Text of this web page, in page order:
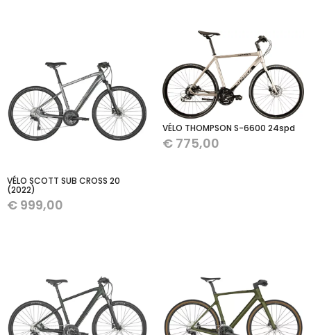
VÉLO SCOTT SUB CROSS 20
(2022)
€ 999,00
VÉLO THOMPSON S-6600 24spd
€ 775,00